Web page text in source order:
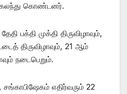
கொண்டனர்.
பக்தி முக்தி திருவிழாவும்,
திருவிழாவும், 21 ஆம்
நடைபெறும்.
எதிர்வரும் 22